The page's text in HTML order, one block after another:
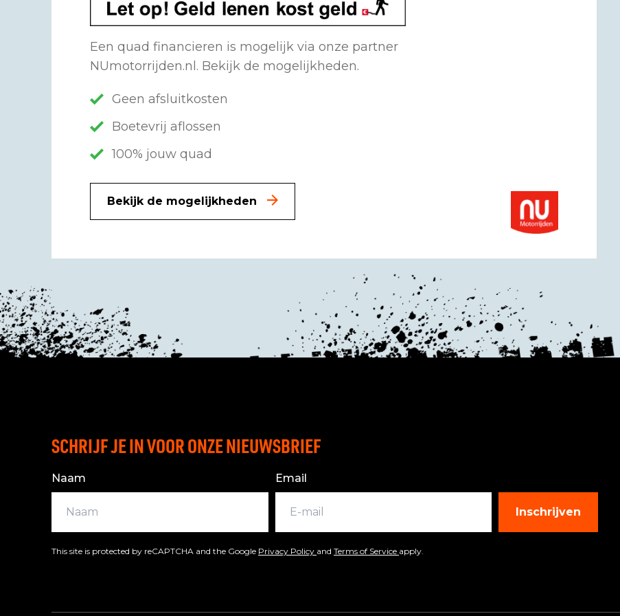
Een quad financieren is mogelijk via onze partner
NUmotorrijden.nl. Bekijk de mogelijkheden.
Geen afsluitkosten
Boetevrij aflossen
100% jouw quad
Bekijk de mogelijkheden
SCHRIJF JE IN VOOR ONZE NIEUWSBRIEF
Naam Email
Inschrijven
This site is protected by reCAPTCHA and the Google Privacy Policy and Terms of Service apply.